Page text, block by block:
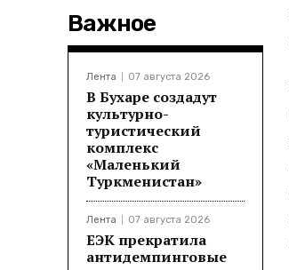
Важное
Лента 07 августа 2026
В Бухаре создадут
культурно-
туристический
комплекс
«Маленький
Туркменистан»
Лента 07 августа 2026
ЕЭК прекратила
антидемпинговые